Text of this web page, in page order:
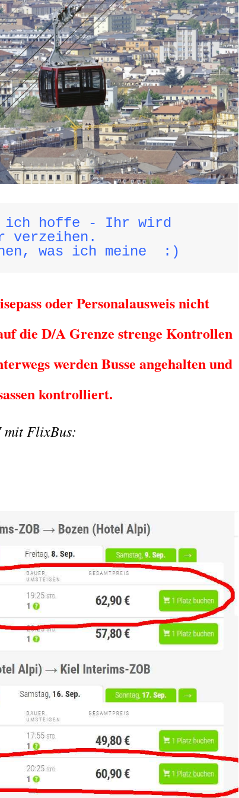
ich hoffe - Ihr wird
verzeihen.
was ich meine  :)
oder Personalausweis nicht
die D/A Grenze strenge Kontrollen
werden Busse angehalten und
kontrolliert.
mit FlixBus: